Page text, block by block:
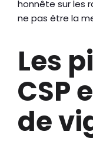
honnête sur les
ne pas être la
Les
CSP
de